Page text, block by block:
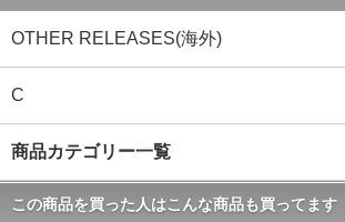
OTHER RELEASES(海外)
C
商品カテゴリー一覧
この商品を買った人はこんな商品も買ってます